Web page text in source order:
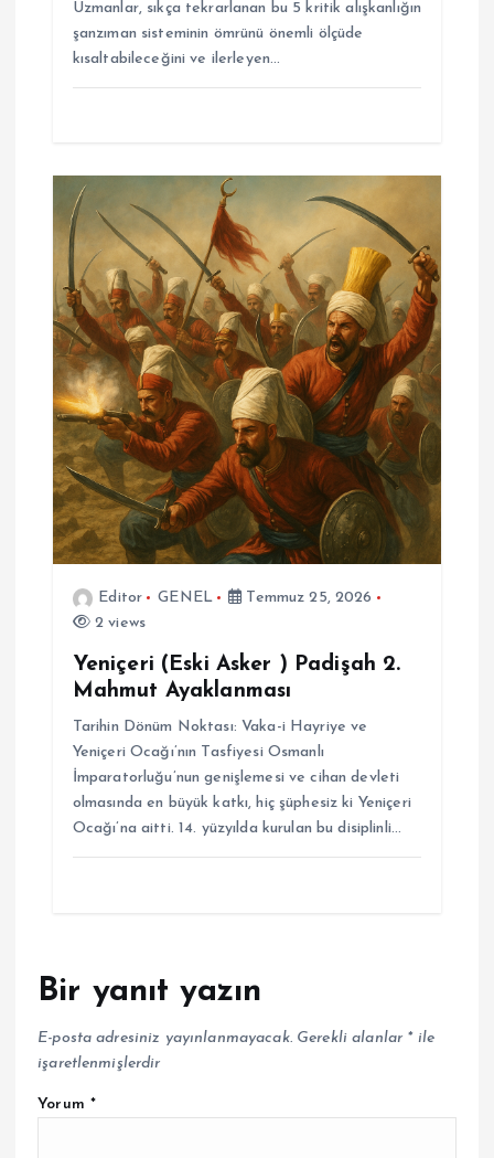
Uzmanlar, sıkça tekrarlanan bu 5 kritik alışkanlığın
şanzıman sisteminin ömrünü önemli ölçüde
kısaltabileceğini ve ilerleyen…
Editor GENEL
Temmuz 25, 2026
2 views
Yeniçeri (Eski Asker ) Padişah 2.
Mahmut Ayaklanması
Tarihin Dönüm Noktası: Vaka-i Hayriye ve
Yeniçeri Ocağı’nın Tasfiyesi Osmanlı
İmparatorluğu’nun genişlemesi ve cihan devleti
olmasında en büyük katkı, hiç şüphesiz ki Yeniçeri
Ocağı’na aitti. 14. yüzyılda kurulan bu disiplinli…
Bir yanıt yazın
E-posta adresiniz yayınlanmayacak. Gerekli alanlar *ile
işaretlenmişlerdir
Yorum *